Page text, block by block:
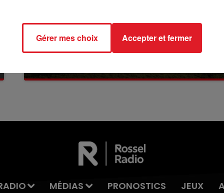
13 juillet 2026
WINGLES: UN JEUNE PERD LA VIE, NOYÉ À
La victime a coulé à pic
MÉDIAS PRONOSTICS JEUX
Gérer mes choix Accepter et fermer